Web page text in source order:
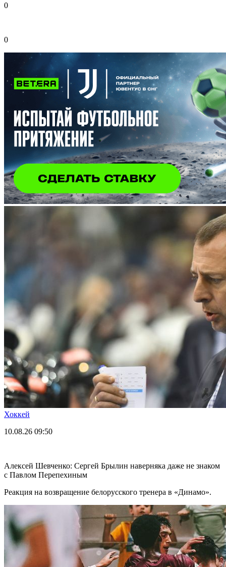
0
0
Хоккей
10.08.26 09:50
Алексей Шевченко: Сергей Брылин наверняка даже не знаком
с Павлом Перепехиным
Реакция на возвращение белорусского тренера в «Динамо».